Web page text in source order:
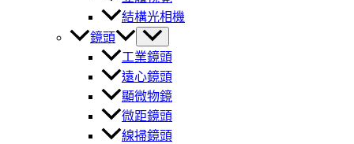
結構光相機
鏡頭
工業鏡頭
遠心鏡頭
顯微物鏡
微距鏡頭
線掃鏡頭